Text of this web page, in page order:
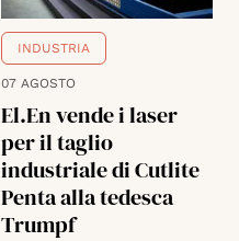
INDUSTRIA
07 AGOSTO
El.En vende i laser
per il taglio
industriale di Cutlite
Penta alla tedesca
Trumpf